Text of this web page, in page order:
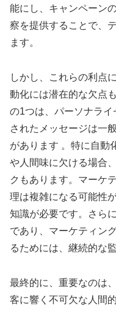
能にし、キャンペーン
察を提供することで、
ます。
しかし、これらの利点
動化には潜在的な欠点
の1つは、パーソナラ
されたメッセージは一
があります 。特に自動
や人間味に欠ける場合
クもあります。マーケ
理は複雑になる可能性
知識が必要です。さら
であり、マーケティン
るためには、継続的な
最終的に、重要なのは
客に響く不可欠な人間